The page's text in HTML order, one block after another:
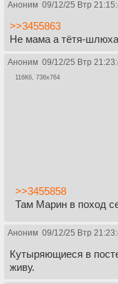
Аноним 09/12/25 Втр
>>3455863
Не мама а тётя-шлюха
Аноним 09/12/25 Втр
116Кб, 736x764
>>3455858
Там Марин в поход
Аноним 09/12/25 Втр
Кутыряющиеся в
живу.